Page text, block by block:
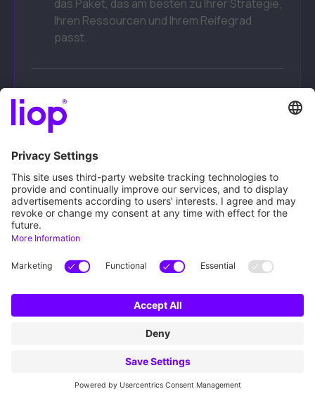
das Paket, das am besten zu Ihrer Strategie,
Ihren Ressourcen und Ihrem Reifegrad
passt.
GLPI Starter
liop® iQ Academy – GLPI Starter
Für Teams, die GLPI bewusst selbst hosten und
betreiben
Sie möchten GLPI in Ihrer Infrastruktur einsetzen
Troubleshooting übernehmen, wünschen sich
dafür jedoch einen gut strukturierten und
fundierten Wissensaufbau.
Zugang zur liop® Academy mit praxisnahen